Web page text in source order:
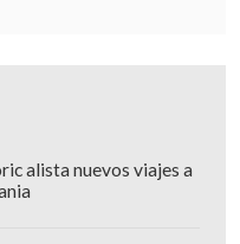
alista nuevos viajes a